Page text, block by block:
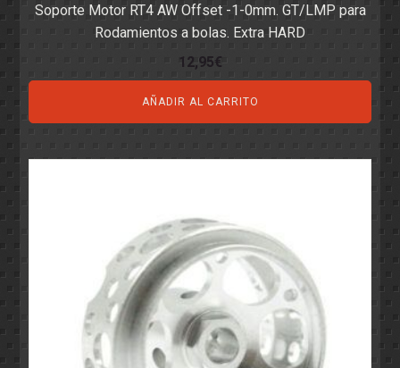
Soporte Motor RT4 AW Offset -1-0mm. GT/LMP para
Rodamientos a bolas. Extra HARD
12,95€
AÑADIR AL CARRITO